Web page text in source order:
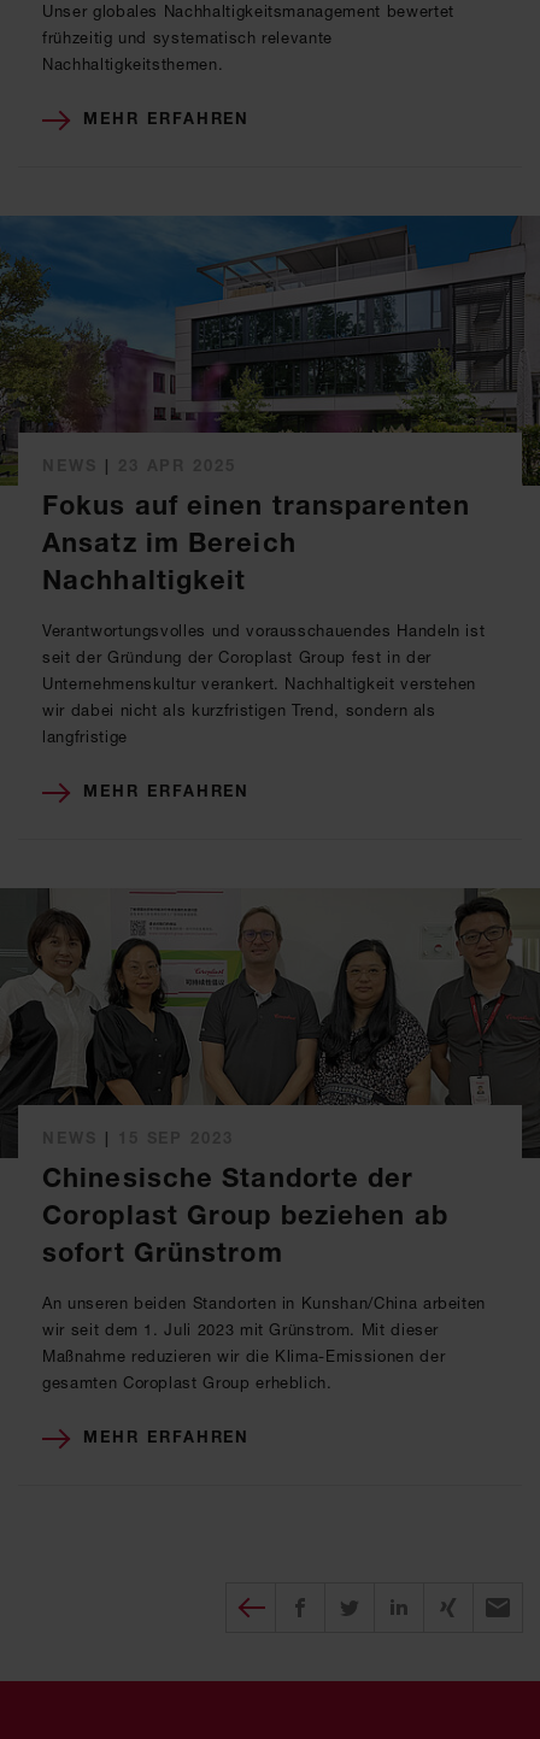
Unser globales Nachhaltigkeitsmanagement bewertet
frühzeitig und systematisch relevante
Nachhaltigkeitsthemen.
MEHR ERFAHREN
|
Fokus auf einen transparenten
Ansatz im Bereich
Nachhaltigkeit
Verantwortungsvolles und vorausschauendes Handeln ist
seit der Gründung der Coroplast Group fest in der
Unternehmenskultur verankert. Nachhaltigkeit verstehen
wir dabei nicht als kurzfristigen Trend, sondern als
langfristige
MEHR ERFAHREN
|
Chinesische Standorte der
Coroplast Group beziehen ab
sofort Grünstrom
An unseren beiden Standorten in Kunshan/China arbeiten
wir seit dem 1. Juli 2023 mit Grünstrom. Mit dieser
Maßnahme reduzieren wir die Klima-Emissionen der
gesamten Coroplast Group erheblich.
MEHR ERFAHREN
Diesen Beitrag teilen
auf Facebook teilen
auf twitter teilenauf XING
per